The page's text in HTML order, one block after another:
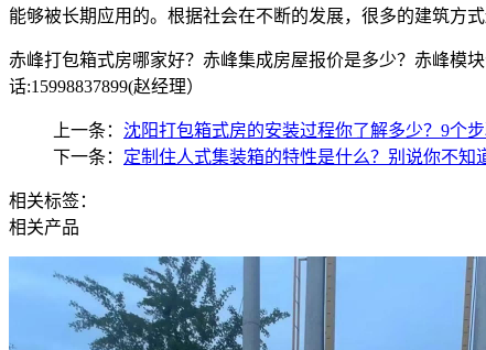
能够被长期应用的。根据社会在不断的发展，很多的建筑方
赤峰打包箱式房哪家好？赤峰集成房屋报价是多少？赤峰模
话:15998837899(赵经理）
上一条： 沈阳打包箱式房的安装过程你了解多少？9个
下一条： 定制住人式集装箱的特性是什么？别说你不知
相关标签：
相关产品